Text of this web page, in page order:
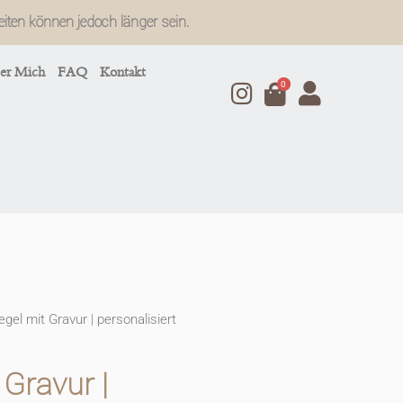
können jedoch länger sein.
Mich FAQ Kontakt 0
mit Gravur | personalisiert
|